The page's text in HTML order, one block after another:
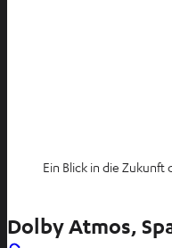
Ein Blick in die
Dolby Atmos,